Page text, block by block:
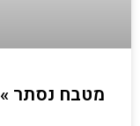
מטבח נסתר »